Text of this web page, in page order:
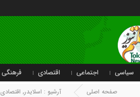
سیاسی اجتماعی اقتصادی فرهنگی
صفحه اصلی آرشیو : اسلایدر, اقتصادی